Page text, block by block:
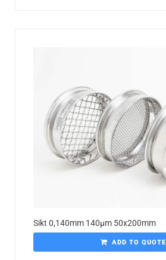
Sikt 0,140mm 140µm 50x200mm
ADD TO QUOTE